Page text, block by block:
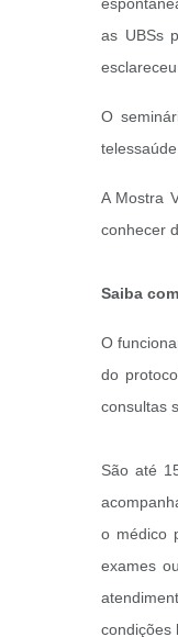
as UBSs
O
A Mostra
conhecer
Saiba
O
do
consultas
São até
o médico
exames
condições